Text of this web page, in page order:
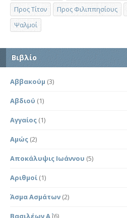
Προς Τίτον
Προς Φιλιππησίους
Ψαλμοί
Βιβλίο
Αββακούμ (3)
Αβδιού (1)
Αγγαίος (1)
Αμώς (2)
Αποκάλυψις Ιωάννου (5)
Αριθμοί (1)
Άσμα Ασμάτων (2)
Βασιλέων Α΄(6)